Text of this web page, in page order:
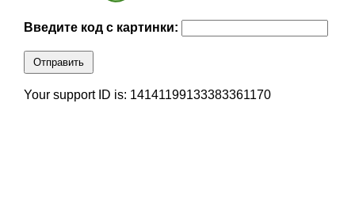
Введите код с картинки:
Отправить
Your support ID is: 14141199133383361170